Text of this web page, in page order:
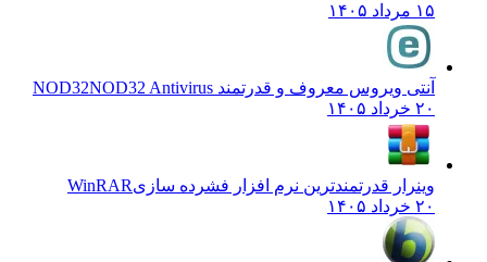
آنتی ویروس معروف و قدرتمند NOD32NOD32 Antivirus
وینرار قدرتمندترین نرم افزار فشرده سازیWinRAR